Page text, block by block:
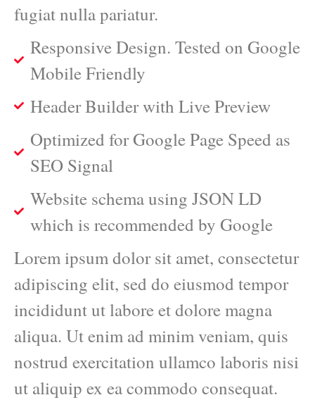
fugiat nulla pariatur.
Responsive Design. Tested on Google
Mobile Friendly
Header Builder with Live Preview
Optimized for Google Page Speed as
SEO Signal
Website schema using JSON LD
which is recommended by Google
Lorem ipsum dolor sit amet, consectetur
adipiscing elit, sed do eiusmod tempor
incididunt ut labore et dolore magna
aliqua. Ut enim ad minim veniam, quis
nostrud exercitation ullamco laboris nisi
ut aliquip ex ea commodo consequat.